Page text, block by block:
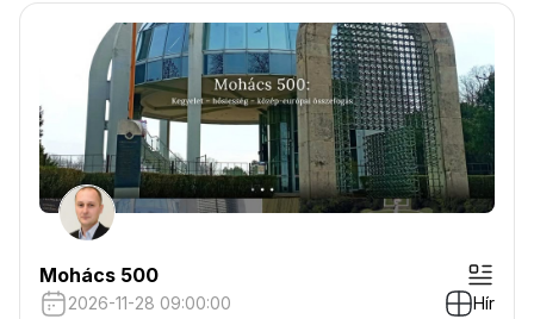
Mohács 500
2026-11-28 09:00:00 Hír